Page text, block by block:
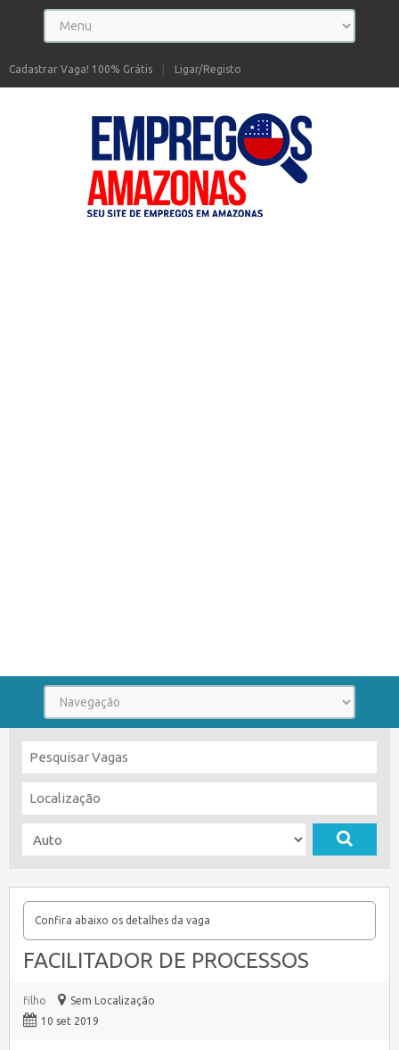
Ligar/Registo
Cadastrar Vaga! 100% Grátis
Confira abaixo os detalhes da vaga
FACILITADOR DE PROCESSOS
filho
Sem Localização
10 set 2019